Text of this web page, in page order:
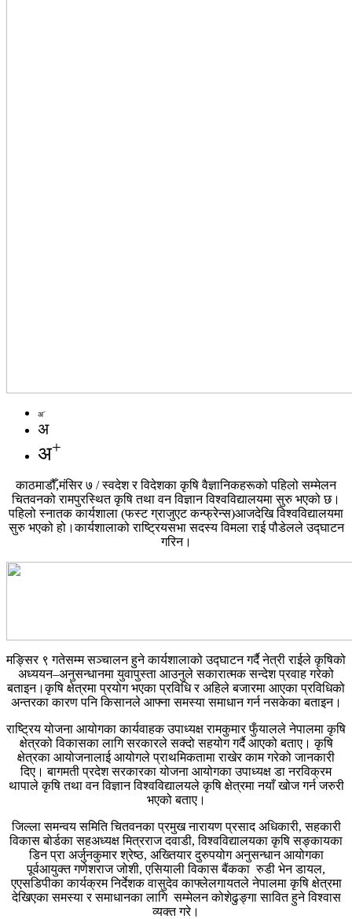
अ-
अ
अ+
काठमाडौँ,मंसिर ७ / स्वदेश र विदेशका कृषि वैज्ञानिकहरूको पहिलो सम्मेलन
चितवनको रामपुरस्थित कृषि तथा वन विज्ञान विश्वविद्यालयमा सुरु भएको छ।
पहिलो स्नातक कार्यशाला (फस्ट ग्राजुएट कन्फ्रेन्स)आजदेखि विश्वविद्यालयमा
सुरु भएको हो।कार्यशालाको राष्ट्रियसभा सदस्य विमला राई पौडेलले उद्घाटन
गरिन।
मङ्सिर ९ गतेसम्म सञ्चालन हुने कार्यशालाको उद्घाटन गर्दै नेत्री राईले कृषिको
अध्ययन–अनुसन्धानमा युवापुस्ता आउनुले सकारात्मक सन्देश प्रवाह गरेको
बताइन।कृषि क्षेत्रमा प्रयोग भएका प्रविधि र अहिले बजारमा आएका प्रविधिको
अन्तरका कारण पनि किसानले आफ्ना समस्या समाधान गर्न नसकेका बताइन।
राष्ट्रिय योजना आयोगका कार्यवाहक उपाध्यक्ष रामकुमार फुँयालले नेपालमा कृषि
क्षेत्रको विकासका लागि सरकारले सक्दो सहयोग गर्दै आएको बताए। कृषि
क्षेत्रका आयोजनालाई आयोगले प्राथमिकतामा राखेर काम गरेको जानकारी
दिए। बागमती प्रदेश सरकारका योजना आयोगका उपाध्यक्ष डा नरविक्रम
थापाले कृषि तथा वन विज्ञान विश्वविद्यालयले कृषि क्षेत्रमा नयाँ खोज गर्न जरुरी
भएको बताए।
जिल्ला समन्वय समिति चितवनका प्रमुख नारायण प्रसाद अधिकारी, सहकारी
विकास बोर्डका सहअध्यक्ष मित्रराज दवाडी, विश्वविद्यालयका कृषि सङ्कायका
डिन प्रा अर्जुनकुमार श्रेष्ठ, अख्तियार दुरुपयोग अनुसन्धान आयोगका
पूर्वआयुक्त गणेशराज जोशी, एसियाली विकास बैंकका रुडी भेन डायल,
एएसडिपीका कार्यक्रम निर्देशक वासुदेव काफ्लेलगायतले नेपालमा कृषि क्षेत्रमा
देखिएका समस्या र समाधानका लागि सम्मेलन कोशेढुङ्गा सावित हुने विश्वास
व्यक्त गरे।